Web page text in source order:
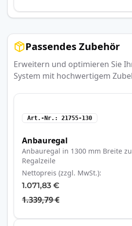
Passendes Zubehör
Erweitern und optimieren Sie
System mit hochwertigem
Art.-Nr. 21755-130
Anbauregal
Anbauregal in 1300 mm Breite
Regalzeile
Nettopreis (zzgl. MwSt.)
1.071,83 €
1.339,79 €